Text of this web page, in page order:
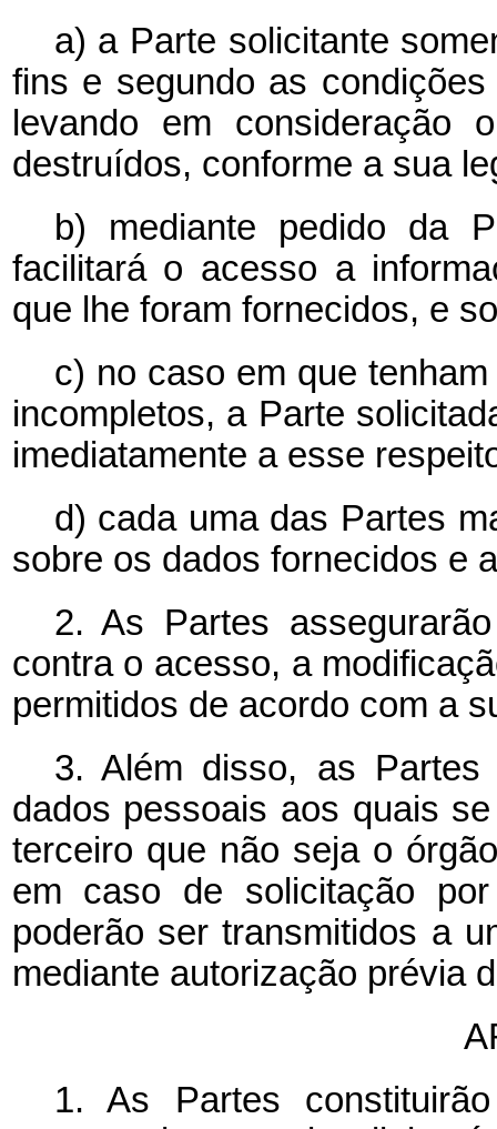
a) a Parte solicitante
fins e segundo as
levando em
destruídos, conforme a sua
b) mediante pedido da
facilitará o acesso a
que lhe foram fornecidos, e
c) no caso em que
incompletos, a Parte
imediatamente a esse
d) cada uma das Partes
sobre os dados fornecidos e
2. As Partes
contra o acesso, a
permitidos de acordo com a
3. Além disso, as
dados pessoais aos quais
terceiro que não seja o
em caso de solicitação
poderão ser transmitidos a
mediante autorização prévia
1. As Partes